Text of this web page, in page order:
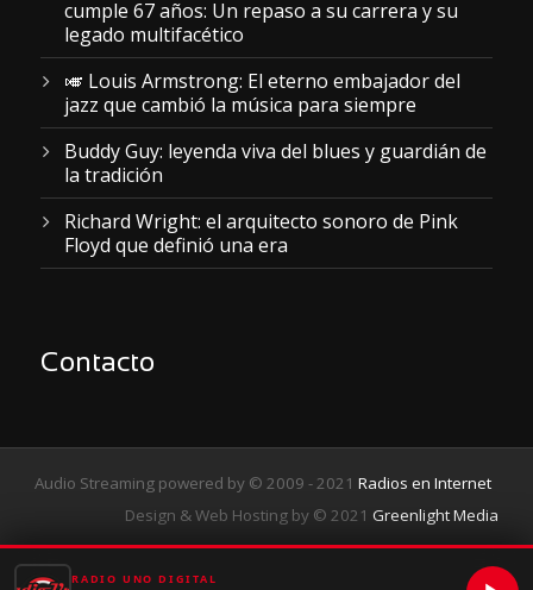
cumple 67 años: Un repaso a su carrera y su
legado multifacético
🎺 Louis Armstrong: El eterno embajador del
jazz que cambió la música para siempre
Buddy Guy: leyenda viva del blues y guardián de
la tradición
Richard Wright: el arquitecto sonoro de Pink
Floyd que definió una era
Contacto
Audio Streaming powered by © 2009 - 2021 Radios en Internet
Design & Web Hosting by © 2021 Greenlight Media
RADIO UNO DIGITAL